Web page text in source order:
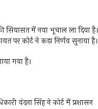
सियासत में नया भूचाल ला दिया है।
पर कोर्ट ने कड़ा निर्णय सुनाया है।
गया है।
वंदना सिंह ने कोर्ट में प्रशासन